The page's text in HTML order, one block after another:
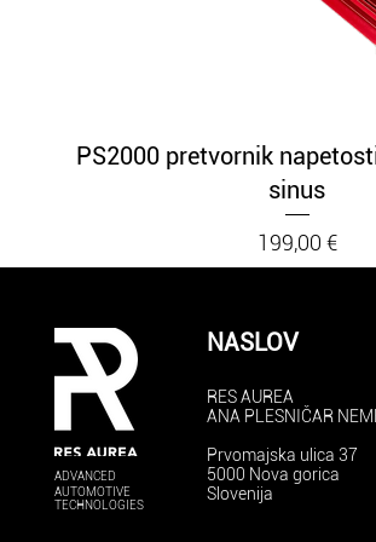
Hiter ogled
PS2000 pretvornik
sinus
Cena
199,00 €
ADVANCED
AUTOMOTIVE
TECHNOLOGIES
NASLOV
RES AUREA
ANA PLESNIČAR
Prvomajska ulica 37
5000 Nova gorica
Slovenija